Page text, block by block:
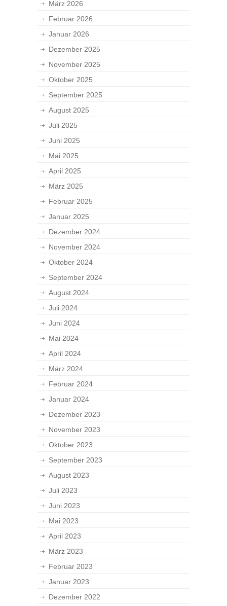
März 2026
Februar 2026
Januar 2026
Dezember 2025
November 2025
Oktober 2025
September 2025
August 2025
Juli 2025
Juni 2025
Mai 2025
April 2025
März 2025
Februar 2025
Januar 2025
Dezember 2024
November 2024
Oktober 2024
September 2024
August 2024
Juli 2024
Juni 2024
Mai 2024
April 2024
März 2024
Februar 2024
Januar 2024
Dezember 2023
November 2023
Oktober 2023
September 2023
August 2023
Juli 2023
Juni 2023
Mai 2023
April 2023
März 2023
Februar 2023
Januar 2023
Dezember 2022